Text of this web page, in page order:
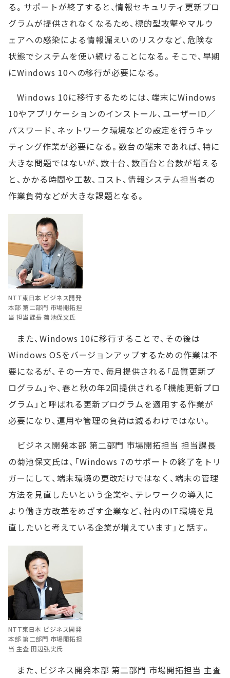
る。サポートが終了すると、情報セキュリティ更新プロ
グラムが提供されなくなるため、標的型攻撃やマルウ
ェアへの感染による情報漏えいのリスクなど、危険な
状態でシステムを使い続けることになる。そこで、早期
にWindows 10への移行が必要になる。
Windows 10に移行するためには、端末にWindows
10やアプリケーションのインストール、ユーザーID／
パスワード、ネットワーク環境などの設定を行うキッ
ティング作業が必要になる。数台の端末であれば、特に
大きな問題ではないが、数十台、数百台と台数が増える
と、かかる時間や工数、コスト、情報システム担当者の
作業負荷などが大きな課題となる。
NTT東日本 ビジネス開発
本部 第二部門 市場開拓担
当 担当課長 菊池保文氏
また、Windows 10に移行することで、その後は
Windows OSをバージョンアップするための作業は不
要になるが、その一方で、毎月提供される「品質更新プ
ログラム」や、春と秋の年2回提供される「機能更新プロ
グラム」と呼ばれる更新プログラムを適用する作業が
必要になり、運用や管理の負荷は減るわけではない。
ビジネス開発本部 第二部門 市場開拓担当 担当課長
の菊池保文氏は、「Windows 7のサポートの終了をトリ
ガーにして、端末環境の更改だけではなく、端末の管理
方法を見直したいという企業や、テレワークの導入に
より働き方改革をめざす企業など、社内のIT環境を見
直したいと考えている企業が増えています」と話す。
NTT東日本 ビジネス開発
本部 第二部門 市場開拓担
当 主査 田辺弘実氏
また、ビジネス開発本部 第二部門 市場開拓担当 主査